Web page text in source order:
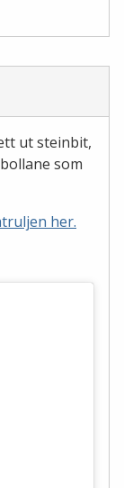
ut steinbit,
som
her.